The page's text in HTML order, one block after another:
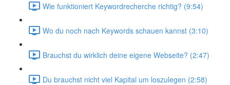
Wie funktioniert Keywordrecherche richtig? (9:54)
Wo du noch nach Keywords schauen kannst (3:10)
Brauchst du wirklich deine eigene Webseite? (2:47)
Du brauchst nicht viel Kapital um loszulegen (2:58)